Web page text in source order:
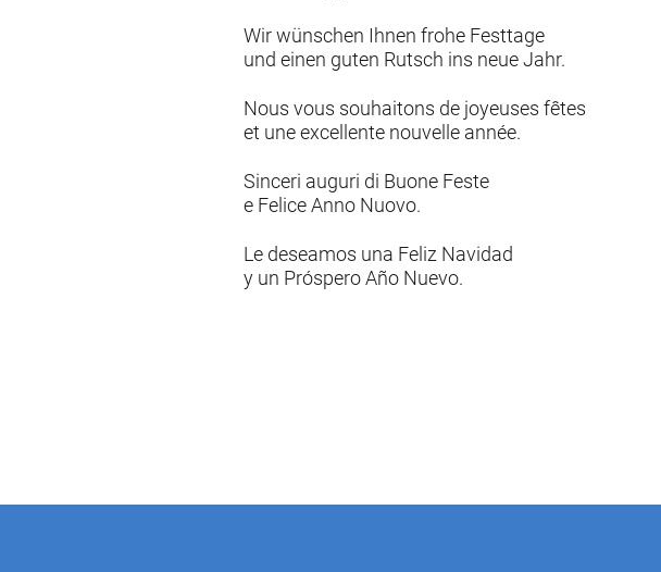
Wir wünschen Ihnen frohe Festtage
und einen guten Rutsch ins neue Jahr.
Nous vous souhaitons de joyeuses fêtes
et une excellente nouvelle année.
Sinceri auguri di Buone Feste
e Felice Anno Nuovo.
Le deseamos una Feliz Navidad
y un Próspero Año Nuevo.